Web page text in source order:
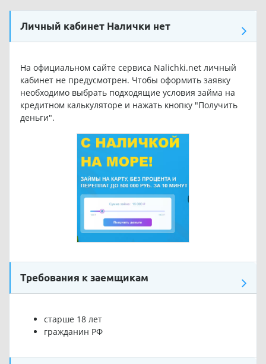
Личный кабинет Налички нет
На официальном сайте сервиса Nalichki.net личный
кабинет не предусмотрен. Чтобы оформить заявку
необходимо выбрать подходящие условия займа на
кредитном калькуляторе и нажать кнопку "Получить
деньги".
Требования к заемщикам
старше 18 лет
гражданин РФ